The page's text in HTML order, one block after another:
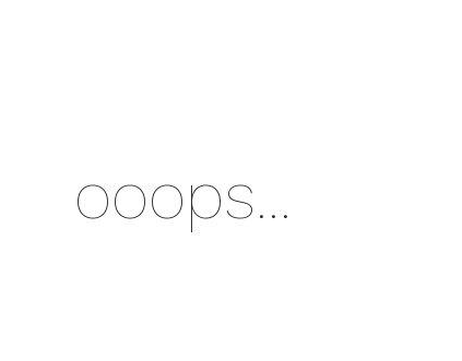
ooops...